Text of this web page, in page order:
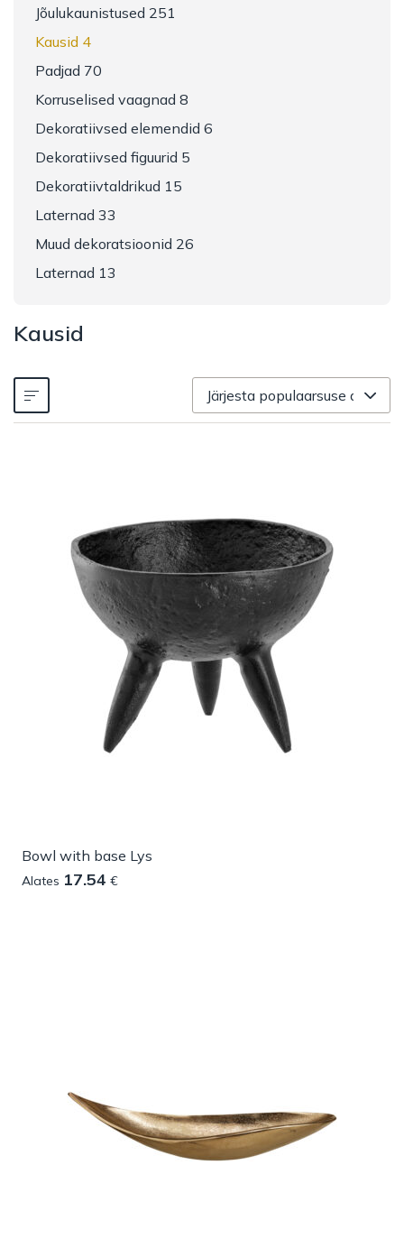
Jõulukaunistused 251
Kausid 4
Padjad 70
Korruselised vaagnad 8
Dekoratiivsed elemendid 6
Dekoratiivsed figuurid 5
Dekoratiivtaldrikud 15
Laternad 33
Muud dekoratsioonid 26
Laternad 13
Kausid
Bowl with base Lys
Alates 17.54 €